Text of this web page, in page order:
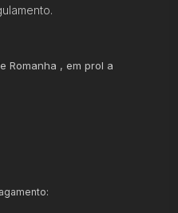
Romanha , em prol a